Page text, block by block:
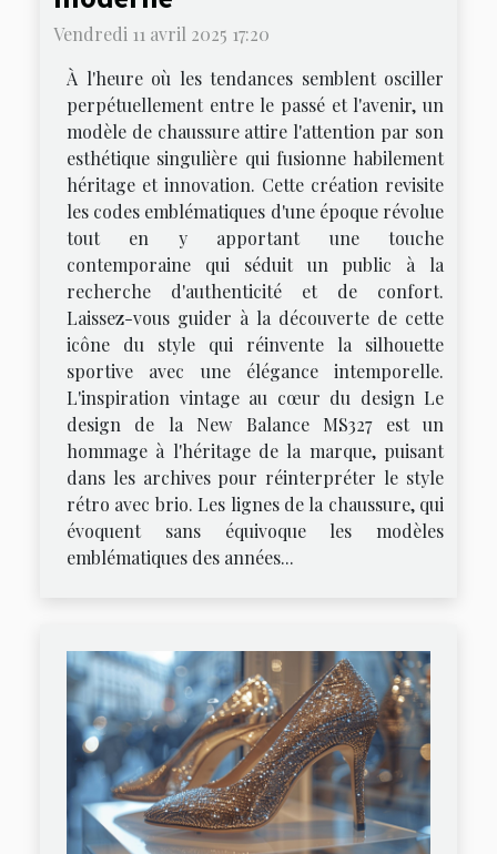
Vendredi 11 avril 2025 17:20
À l'heure où les tendances semblent osciller
perpétuellement entre le passé et l'avenir, un
modèle de chaussure attire l'attention par son
esthétique singulière qui fusionne habilement
héritage et innovation. Cette création revisite
les codes emblématiques d'une époque révolue
tout en y apportant une touche
contemporaine qui séduit un public à la
recherche d'authenticité et de confort.
Laissez-vous guider à la découverte de cette
icône du style qui réinvente la silhouette
sportive avec une élégance intemporelle.
L'inspiration vintage au cœur du design Le
design de la New Balance MS327 est un
hommage à l'héritage de la marque, puisant
dans les archives pour réinterpréter le style
rétro avec brio. Les lignes de la chaussure, qui
évoquent sans équivoque les modèles
emblématiques des années...